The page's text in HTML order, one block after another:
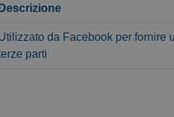
Descrizione
da Facebook per fornire
parti